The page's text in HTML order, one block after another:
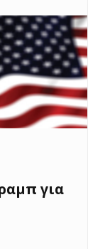
για